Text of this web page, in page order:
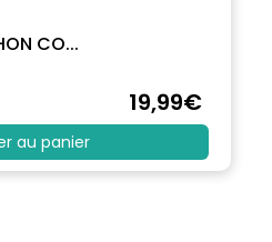
CO...
19,99€
au panier